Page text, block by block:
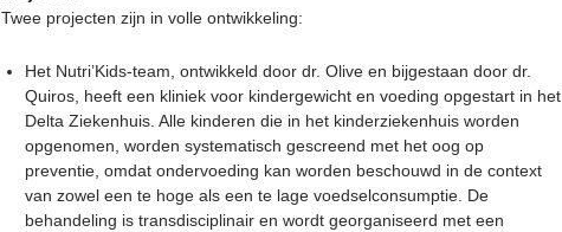
Twee projecten zijn in volle ontwikkeling:
Het Nutri’Kids-team, ontwikkeld door dr. Olive en bijgestaan door dr.
Quiros, heeft een kliniek voor kindergewicht en voeding opgestart in het
Delta Ziekenhuis. Alle kinderen die in het kinderziekenhuis worden
opgenomen, worden systematisch gescreend met het oog op
preventie, omdat ondervoeding kan worden beschouwd in de context
van zowel een te hoge als een te lage voedselconsumptie. De
behandeling is transdisciplinair en wordt georganiseerd met een